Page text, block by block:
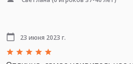
23 июня 2023 г.